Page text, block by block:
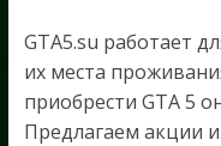
GTA5.su работает
их места
приобрести GTA 5
Предлагаем акции